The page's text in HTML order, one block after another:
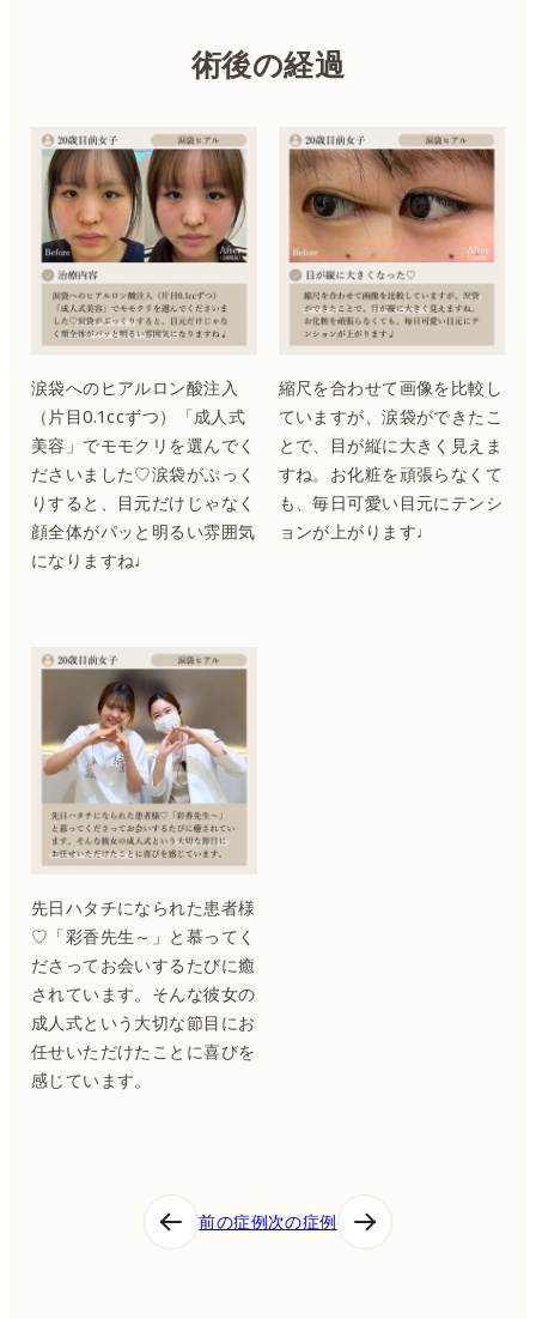
術後の経過
涙袋へのヒアルロン酸注入
（片目0.1ccずつ）「成人式
美容」でモモクリを選んでく
ださいました♡涙袋がぷっく
りすると、目元だけじゃなく
顔全体がパッと明るい雰囲気
になりますね♩
縮尺を合わせて画像を比較し
ていますが、涙袋ができたこ
とで、目が縦に大きく見えま
すね。お化粧を頑張らなくて
も、毎日可愛い目元にテンシ
ョンが上がります♩
先日ハタチになられた患者様
♡「彩香先生～」と慕ってく
ださってお会いするたびに癒
されています。そんな彼女の
成人式という大切な節目にお
任せいただけたことに喜びを
感じています。
前の症例次の症例